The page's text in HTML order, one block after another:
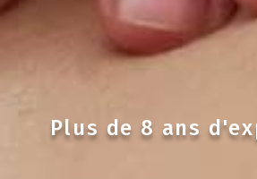
Plus de 8 ans